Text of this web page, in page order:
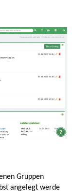
Gruppen
angelegt werde